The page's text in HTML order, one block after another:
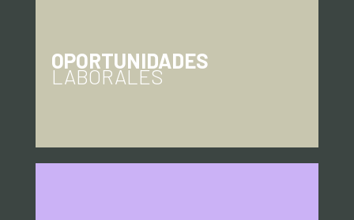
OPORTUNIDADES
LABORALES